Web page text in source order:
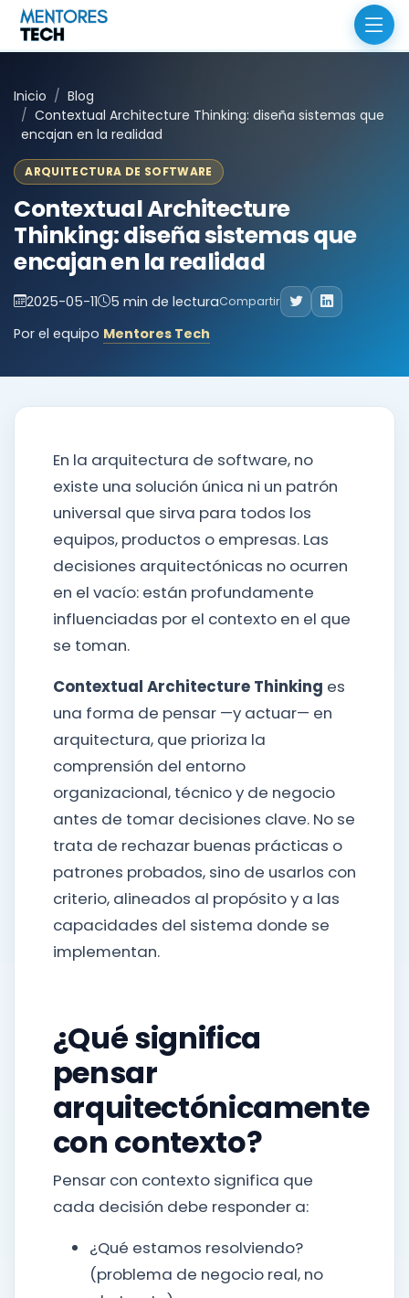
Inicio
Blog
Contextual Architecture Thinking: diseña sistemas que
encajan en la realidad
ARQUITECTURA DE SOFTWARE
Contextual Architecture
Thinking: diseña sistemas que
encajan en la realidad
2025-05-11 5 min de lecturaCompartir
Por el equipo Mentores Tech
En la arquitectura de software, no
existe una solución única ni un patrón
universal que sirva para todos los
equipos, productos o empresas. Las
decisiones arquitectónicas no ocurren
en el vacío: están profundamente
influenciadas por el contexto en el que
se toman.
Contextual Architecture Thinking es
una forma de pensar —y actuar— en
arquitectura, que prioriza la
comprensión del entorno
organizacional, técnico y de negocio
antes de tomar decisiones clave. No se
trata de rechazar buenas prácticas o
patrones probados, sino de usarlos con
criterio, alineados al propósito y a las
capacidades del sistema donde se
implementan.
¿Qué significa
pensar
arquitectónicamente
con contexto?
Pensar con contexto significa que
cada decisión debe responder a:
¿Qué estamos resolviendo?
(problema de negocio real, no